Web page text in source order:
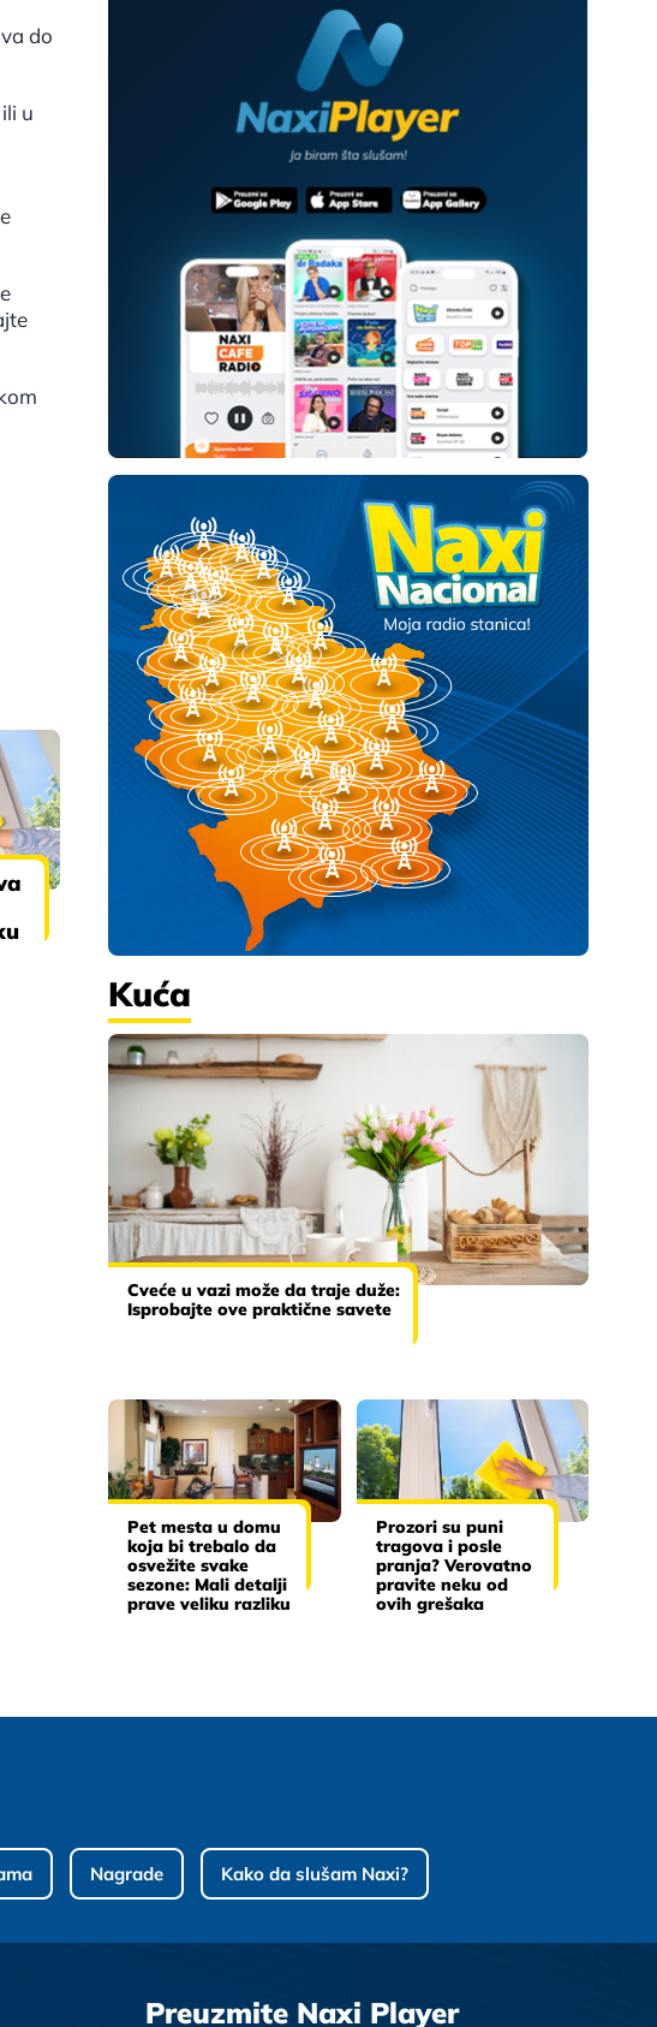
do
u
Kuća
Cveće u vazi može da traje duže:
Isprobajte ove praktične savete
Pet mesta u domu
koja bi trebalo da
osvežite svake
sezone: Mali detalji
prave veliku razliku
Prozori su puni
tragova i posle
pranja? Verovatno
pravite neku od
ovih grešaka
Nagrade Kako da slušam Naxi?
Preuzmite Naxi Player